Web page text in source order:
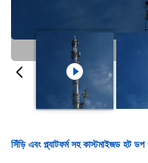
সিঁড়ি এবং প্ল্যাটফর্ম সহ কাস্টমাইজড হট